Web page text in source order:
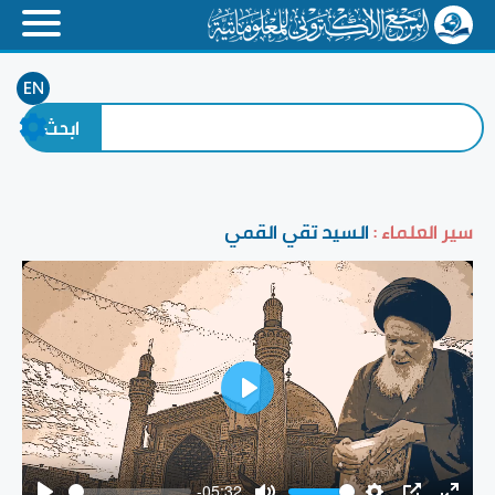
EN
سير العلماء :السيد تقي القمي
-05:32
Play